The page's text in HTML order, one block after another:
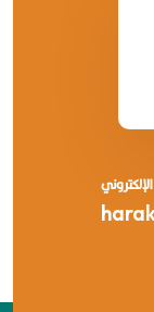
الإلكتروني